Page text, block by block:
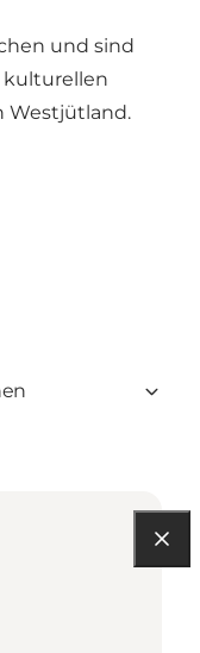
und sind
kulturellen
Westjütland.